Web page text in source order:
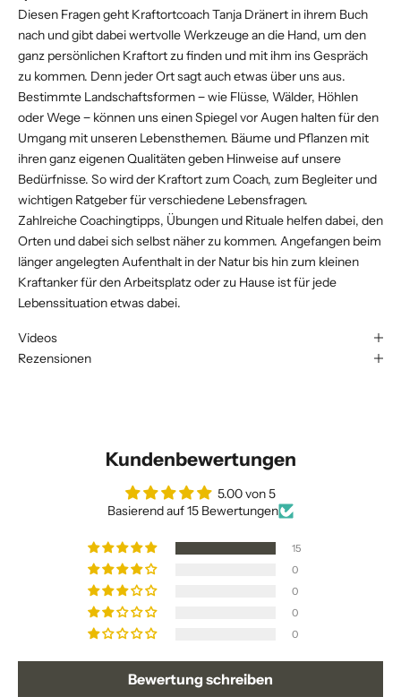
Diesen Fragen geht Kraftortcoach Tanja Dränert in ihrem Buch
nach und gibt dabei wertvolle Werkzeuge an die Hand, um den
ganz persönlichen Kraftort zu finden und mit ihm ins Gespräch
zu kommen. Denn jeder Ort sagt auch etwas über uns aus.
Bestimmte Landschaftsformen − wie Flüsse, Wälder, Höhlen
oder Wege − können uns einen Spiegel vor Augen halten für den
Umgang mit unseren Lebensthemen. Bäume und Pflanzen mit
ihren ganz eigenen Qualitäten geben Hinweise auf unsere
Bedürfnisse. So wird der Kraftort zum Coach, zum Begleiter und
wichtigen Ratgeber für verschiedene Lebensfragen.
Zahlreiche Coachingtipps, Übungen und Rituale helfen dabei, den
Orten und dabei sich selbst näher zu kommen. Angefangen beim
länger angelegten Aufenthalt in der Natur bis hin zum kleinen
Kraftanker für den Arbeitsplatz oder zu Hause ist für jede
Lebenssituation etwas dabei.
Videos
Rezensionen
Kundenbewertungen
5.00 von 5
Basierend auf 15 Bewertungen
15
0
0
0
0
Bewertung schreiben